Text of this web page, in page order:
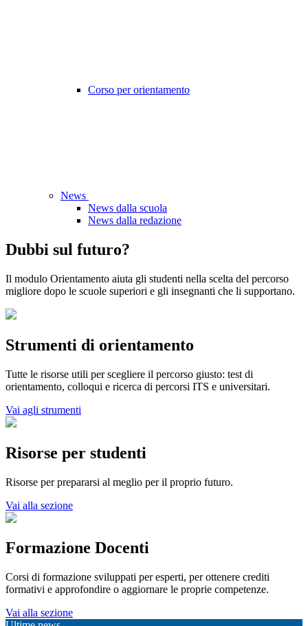
Corso per orientamento
News
News dalla scuola
News dalla redazione
Dubbi sul futuro?
Il modulo Orientamento aiuta gli studenti nella scelta del percorso
migliore dopo le scuole superiori e gli insegnanti che li supportano.
Strumenti di orientamento
Tutte le risorse utili per scegliere il percorso giusto: test di
orientamento, colloqui e ricerca di percorsi ITS e universitari.
Vai agli strumenti
Risorse per studenti
Risorse per prepararsi al meglio per il proprio futuro.
Vai alla sezione
Formazione Docenti
Corsi di formazione sviluppati per esperti, per ottenere crediti
formativi e approfondire o aggiornare le proprie competenze.
Vai alla sezione